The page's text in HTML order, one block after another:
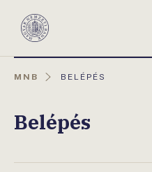
Magyar
MNB
AKTUÁLIS
BELÉPÉS
Belépés